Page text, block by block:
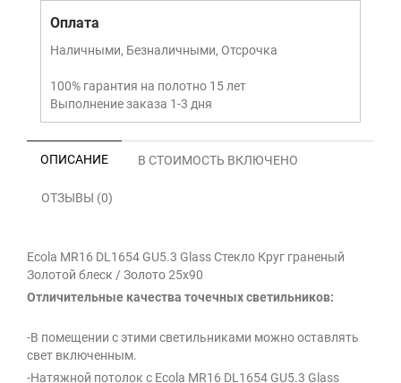
Оплата
Наличными, Безналичными, Отсрочка
100% гарантия на полотно 15 лет
Выполнение заказа 1-3 дня
ОПИСАНИЕ В СТОИМОСТЬ ВКЛЮЧЕНО
ОТЗЫВЫ (0)
Ecola MR16 DL1654 GU5.3 Glass Стекло Круг граненый
Золотой блеск / Золото 25x90
Отличительные качества точечных светильников:
-В помещении с этими светильниками можно оставлять
свет включенным.
-Натяжной потолок с Ecola MR16 DL1654 GU5.3 Glass